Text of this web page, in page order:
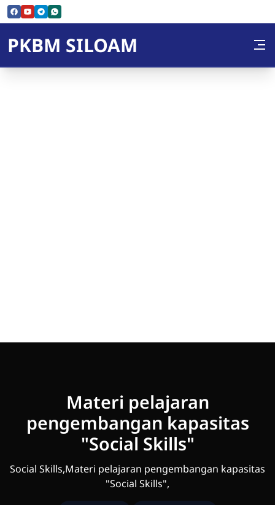
Skip to Content
PKBM SILOAM
Materi pelajaran
pengembangan kapasitas
"Social Skills"
Social Skills,Materi pelajaran pengembangan kapasitas
"Social Skills",